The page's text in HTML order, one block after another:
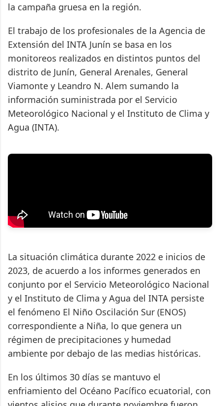
la campaña gruesa en la región.
El trabajo de los profesionales de la Agencia de
Extensión del INTA Junín se basa en los
monitoreos realizados en distintos puntos del
distrito de Junín, General Arenales, General
Viamonte y Leandro N. Alem sumando la
información suministrada por el Servicio
Meteorológico Nacional y el Instituto de Clima y
Agua (INTA).
La situación climática durante 2022 e inicios de
2023, de acuerdo a los informes generados en
conjunto por el Servicio Meteorológico Nacional
y el Instituto de Clima y Agua del INTA persiste
el fenómeno El Niño Oscilación Sur (ENOS)
correspondiente a Niña, lo que genera un
régimen de precipitaciones y humedad
ambiente por debajo de las medias históricas.
En los últimos 30 días se mantuvo el
enfriamiento del Océano Pacífico ecuatorial, con